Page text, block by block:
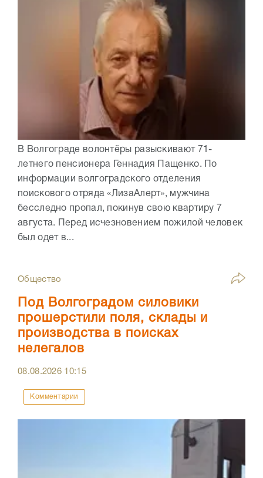
В Волгограде волонтёры разыскивают 71-
летнего пенсионера Геннадия Пащенко. По
информации волгоградского отделения
поискового отряда «ЛизаАлерт», мужчина
бесследно пропал, покинув свою квартиру 7
августа. Перед исчезновением пожилой человек
был одет в...
Общество
Под Волгоградом силовики
прошерстили поля, склады и
производства в поисках
нелегалов
08.08.2026 10:15
Комментарии